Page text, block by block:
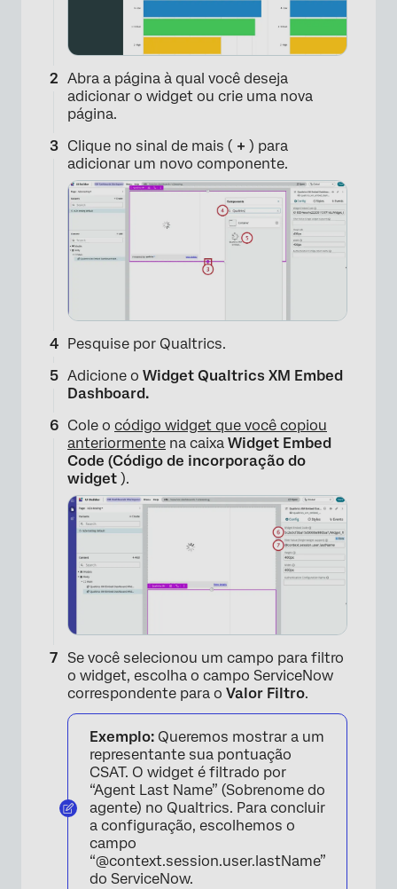
×
Abra a página à qual você deseja
adicionar o widget ou crie uma nova
página.
Clique no sinal de mais ( + ) para
adicionar um novo componente.
×
Pesquise por Qualtrics.
Adicione o Widget Qualtrics XM Embed
Dashboard.
Cole o código widget que você copiou
anteriormente na caixa Widget Embed
Code (Código de incorporação do
widget ).
Se você selecionou um campo para filtro
o widget, escolha o campo ServiceNow
correspondente para o Valor Filtro.
Exemplo: Queremos mostrar a um
representante sua pontuação
CSAT. O widget é filtrado por
“Agent Last Name” (Sobrenome do
agente) no Qualtrics. Para concluir
a configuração, escolhemos o
campo
“@context.session.user.lastName”
do ServiceNow.